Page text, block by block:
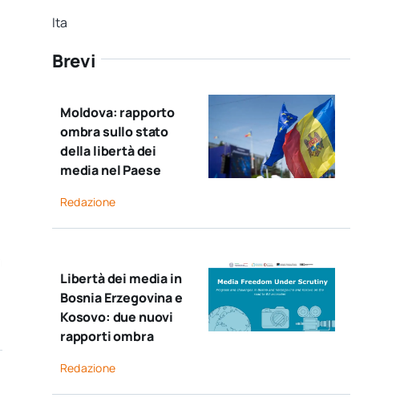
Ita
Brevi
Moldova: rapporto
ombra sullo stato
della libertà dei
media nel Paese
Redazione
Libertà dei media in
Bosnia Erzegovina e
Kosovo: due nuovi
rapporti ombra
Redazione